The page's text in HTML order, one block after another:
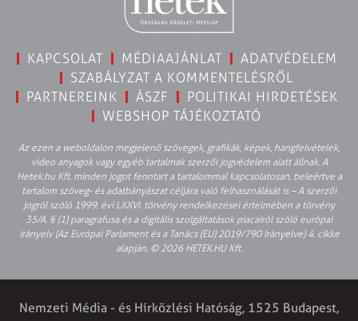
KAPCSOLAT MÉDIAAJÁNLAT
ADATVÉDELEM
SZABÁLYZAT A KOMMENTELÉSRŐL
PARTNEREINK
ÁSZF
POLITIKAI HIRDETÉSEK
WEBSHOP TÁJÉKOZTATÓ
Az ezen a weboldalon megjelenő szövegek, grafikák, képek, hangfelvételek,
video anyagok vagy egyéb tartalmak szerzői jogvédelem alatt állnak. A
Hetek.hu Kft. minden jogot fenntart a tartalommal kapcsolatosan, beleértve a
tartalom szöveg- és adatbányászat céljára való felhasználását is – A szerzői
jogról szóló 1999. évi LXXVI. törvény rendelkezései értelmében a törvény
35/A. § (1) paragrafusa és a digitális szolgáltatások piacairól szóló európai
irányelv (Az Európai Parlament és a Tanács (EU) 2019/790 Irányelve) 4. cikke
alapján. © 2026 HETEK.HU Kft.
Nemzeti Média - és Hírközlési Hatóság, 1525 Budapest,